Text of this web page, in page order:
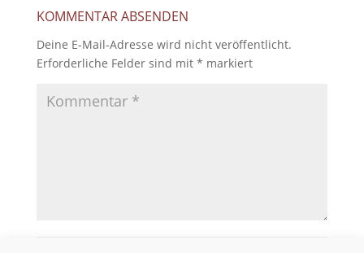
KOMMENTAR ABSENDEN
Deine E-Mail-Adresse wird nicht veröffentlicht.
Erforderliche Felder sind mit * markiert